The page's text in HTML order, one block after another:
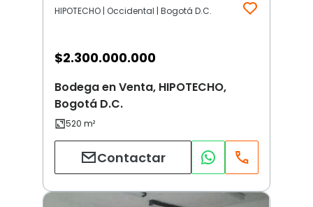
HIPOTECHO | Occidental | Bogotá D.C.
$2.300.000.000
Bodega en Venta, HIPOTECHO,
Bogotá D.C.
Contactar